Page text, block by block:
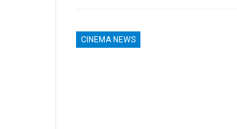
CINEMA NEWS